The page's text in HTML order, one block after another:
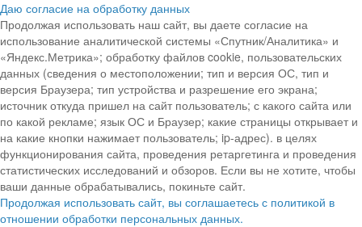
Даю согласие на обработку данных
Продолжая использовать наш сайт, вы даете согласие на
использование аналитической системы «Спутник/Аналитика» и
«Яндекс.Метрика»; обработку файлов cookie, пользовательских
данных (сведения о местоположении; тип и версия ОС, тип и
версия Браузера; тип устройства и разрешение его экрана;
источник откуда пришел на сайт пользователь; с какого сайта или
по какой рекламе; язык ОС и Браузер; какие страницы открывает и
на какие кнопки нажимает пользователь; ip-адрес). в целях
функционирования сайта, проведения ретаргетинга и проведения
статистических исследований и обзоров. Если вы не хотите, чтобы
ваши данные обрабатывались, покиньте сайт.
Продолжая использовать сайт, вы соглашаетесь с политикой в
отношении обработки персональных данных.